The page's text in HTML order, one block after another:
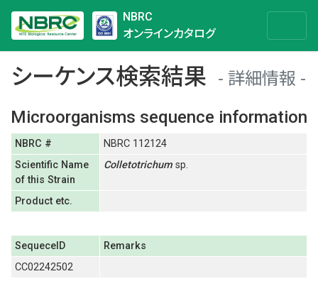
NBRC
オンラインカタログ
シーケンス検索結果
詳細情報
Microorganisms sequence information
NBRC #
NBRC 112124
Scientific Name
of this Strain
Colletotrichumsp.
Product etc.
SequeceID
Remarks
CC02242502